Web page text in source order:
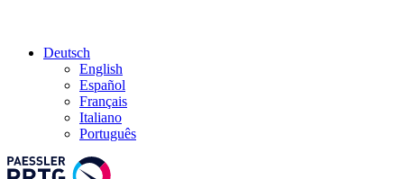
Deutsch
English
Español
Français
Italiano
Português